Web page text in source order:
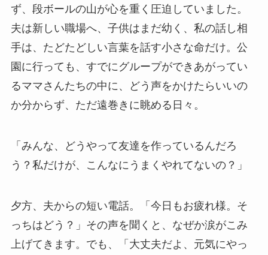
ず、段ボールの山が心を重く圧迫していました。
夫は新しい職場へ、子供はまだ幼く、私の話し相
手は、たどたどしい言葉を話す小さな命だけ。公
園に行っても、すでにグループができあがってい
るママさんたちの中に、どう声をかけたらいいの
か分からず、ただ遠巻きに眺める日々。
「みんな、どうやって友達を作っているんだろ
う？私だけが、こんなにうまくやれてないの？」
夕方、夫からの短い電話。「今日もお疲れ様。そ
っちはどう？」その声を聞くと、なぜか涙がこみ
上げてきます。でも、「大丈夫だよ、元気にやっ